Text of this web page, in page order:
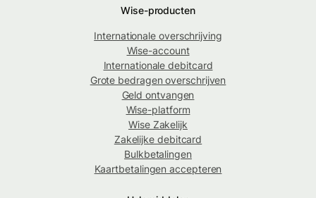
Wise-producten
Internationale overschrijving
Wise-account
Internationale debitcard
Grote bedragen overschrijven
Geld ontvangen
Wise-platform
Wise Zakelijk
Zakelijke debitcard
Bulkbetalingen
Kaartbetalingen accepteren